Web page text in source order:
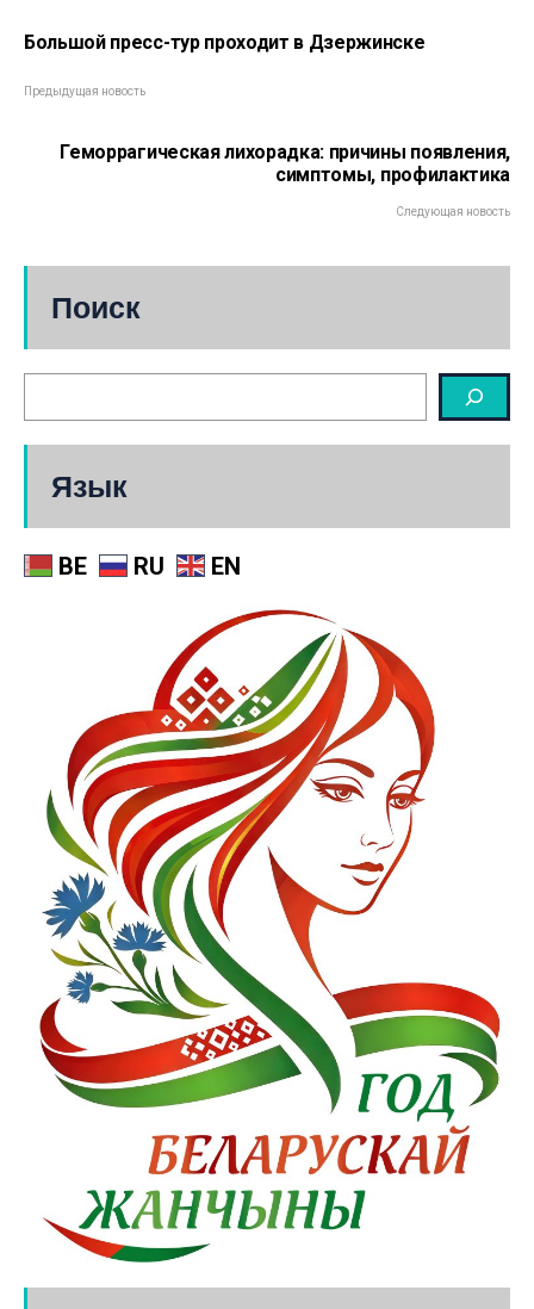
Большой пресс-тур проходит в Дзержинске
Предыдущая новость
Геморрагическая лихорадка: причины появления,
симптомы, профилактика
Следующая новость
Поиск
Язык
BE RU EN